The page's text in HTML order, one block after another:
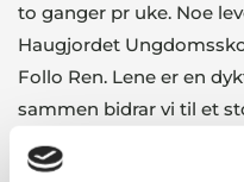
to ganger pr uke. Noe
Haugjordet
Follo Ren. Lene er en
sammen bidrar vi til et
arbeidsinkludering, og
muligheten til å være